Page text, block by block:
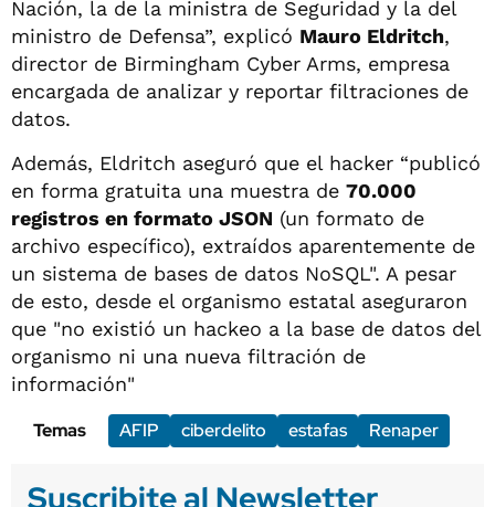
Nación, la de la ministra de Seguridad y la del
ministro de Defensa”, explicó Mauro Eldritch,
director de Birmingham Cyber Arms, empresa
encargada de analizar y reportar filtraciones de
datos.
Además, Eldritch aseguró que el hacker “publicó
en forma gratuita una muestra de 70.000
registros en formato JSON (un formato de
archivo específico), extraídos aparentemente de
un sistema de bases de datos NoSQL". A pesar
de esto, desde el organismo estatal aseguraron
que "no existió un hackeo a la base de datos del
organismo ni una nueva filtración de
información"
Temas
AFIP ciberdelito estafas Renaper
Suscribite al Newsletter